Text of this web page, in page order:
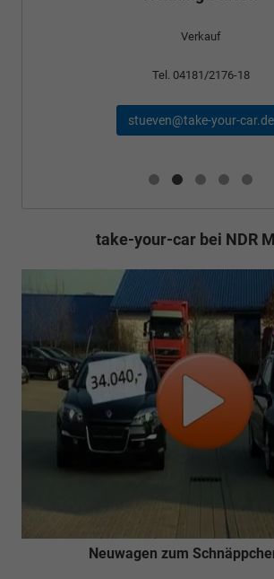
take-your-car bei NDR
Neuwagen zum